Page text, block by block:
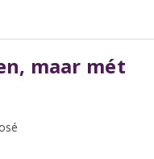
maar mét